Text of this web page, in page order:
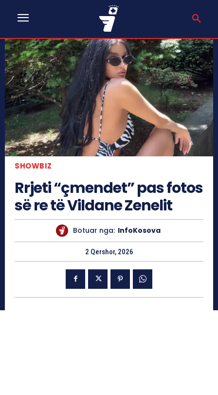
SHOWBIZ
Rrjeti “çmendet” pas fotos
së re të Vildane Zenelit
Botuar nga: InfoKosova
2 Qershor, 2026